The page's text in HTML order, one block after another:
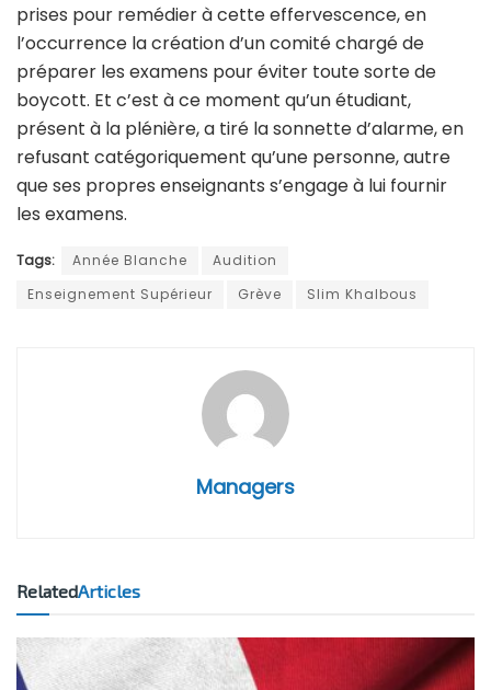
prises pour remédier à cette effervescence, en
l’occurrence la création d’un comité chargé de
préparer les examens pour éviter toute sorte de
boycott. Et c’est à ce moment qu’un étudiant,
présent à la plénière, a tiré la sonnette d’alarme, en
refusant catégoriquement qu’une personne, autre
que ses propres enseignants s’engage à lui fournir
les examens.
Tags: Année Blanche
Audition
Enseignement Supérieur
Grève Slim Khalbous
Managers
RelatedArticles